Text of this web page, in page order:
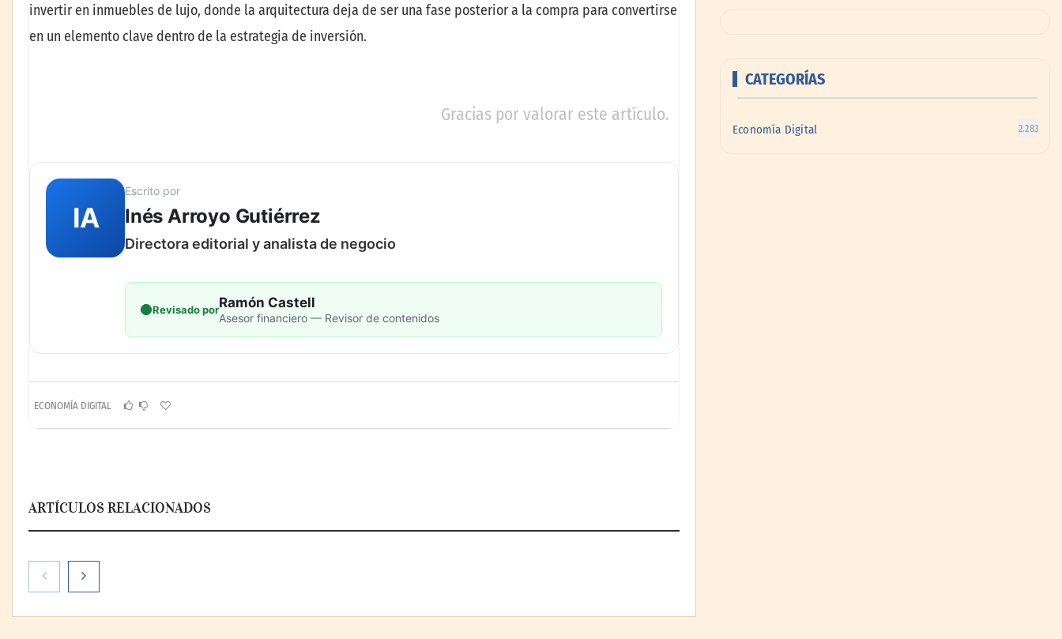
invertir en inmuebles de lujo, donde la arquitectura deja de ser una fase posterior a la compra para convertirse
en un elemento clave dentro de la estrategia de inversión.
Gracias por valorar este artículo.
IA
Escrito por
Inés Arroyo Gutiérrez
Directora editorial y analista de negocio
Revisado porRamón Castell
Asesor financiero — Revisor de contenidos
ECONOMÍA DIGITAL
ARTÍCULOS RELACIONADOS
CATEGORÍAS
Economía Digital 2.283